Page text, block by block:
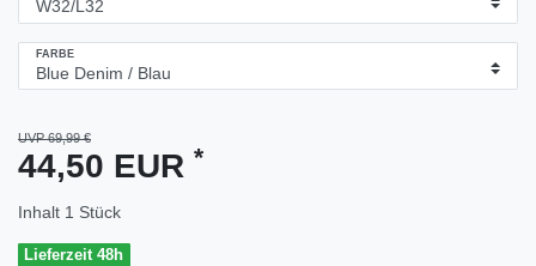
FARBE
UVP 69,99 €
44,50 EUR *
Inhalt 1 Stück
Lieferzeit 48h